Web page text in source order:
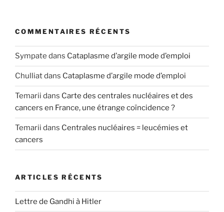
COMMENTAIRES RÉCENTS
Sympate dans Cataplasme d’argile mode d’emploi
Chulliatdans Cataplasme d’argile mode d’emploi
Temarii dans Carte des centrales nucléaires et des
cancers en France, une étrange coïncidence ?
Temarii dans Centrales nucléaires = leucémies et
cancers
ARTICLES RÉCENTS
Lettre de Gandhi à Hitler